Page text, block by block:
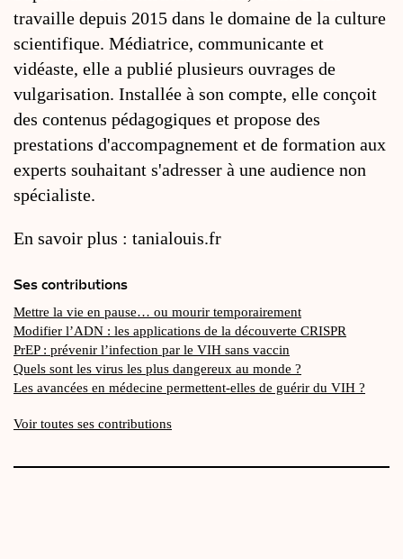
travaille depuis 2015 dans le domaine de la culture
scientifique. Médiatrice, communicante et
vidéaste, elle a publié plusieurs ouvrages de
vulgarisation. Installée à son compte, elle conçoit
des contenus pédagogiques et propose des
prestations d'accompagnement et de formation aux
experts souhaitant s'adresser à une audience non
spécialiste.
En savoir plus : tanialouis.fr
Ses contributions
Mettre la vie en pause… ou mourir temporairement
Modifier l’ADN : les applications de la découverte CRISPR
PrEP : prévenir l’infection par le VIH sans vaccin
Quels sont les virus les plus dangereux au monde ?
Les avancées en médecine permettent-elles de guérir du VIH ?
Voir toutes ses contributions